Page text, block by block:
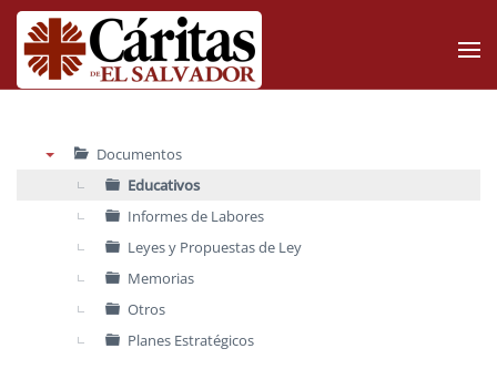
Skip to main content
Documentos
Educativos
Informes de Labores
Leyes y Propuestas de Ley
Memorias
Otros
Planes Estratégicos